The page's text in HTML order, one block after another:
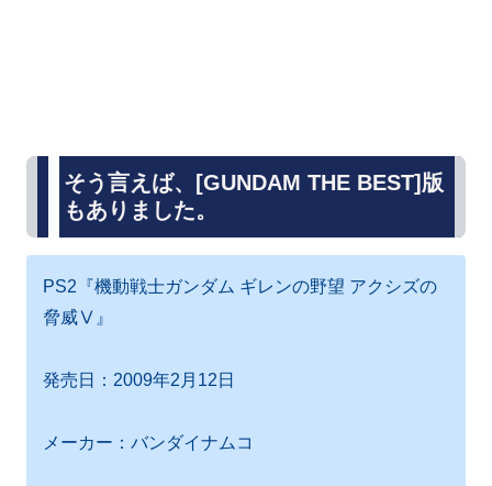
そう言えば、[GUNDAM THE BEST]版
もありました。
PS2『機動戦士ガンダム ギレンの野望 アクシズの
脅威Ⅴ』
発売日：2009年2月12日
メーカー：バンダイナムコ